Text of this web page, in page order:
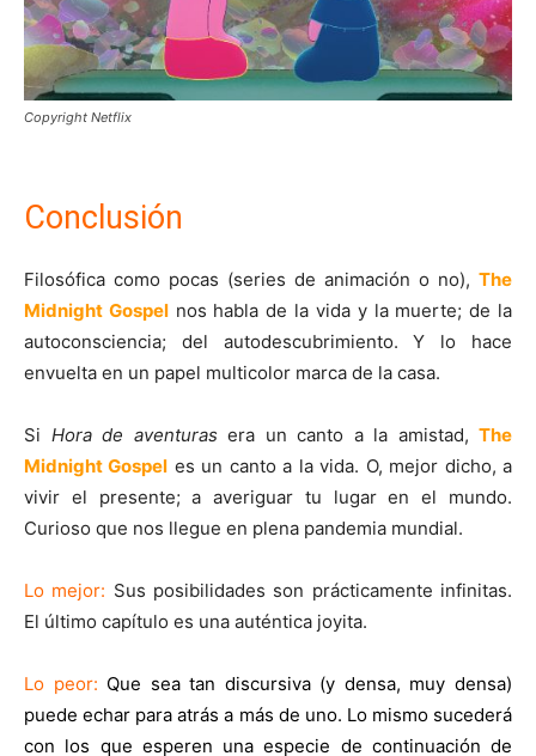
Copyright Netflix
Conclusión
Filosófica como pocas (series de animación o no), The
Midnight Gospelnos habla de la vida y la muerte; de la
autoconsciencia; del autodescubrimiento. Y lo hace
envuelta en un papel multicolor marca de la casa.
Si Hora de aventuras era un canto a la amistad, The
Midnight Gospel es un canto a la vida. O, mejor dicho, a
vivir el presente; a averiguar tu lugar en el mundo.
Curioso que nos llegue en plena pandemia mundial.
Lo mejor: Sus posibilidades son prácticamente infinitas.
El último capítulo es una auténtica joyita.
Lo peor: Que sea tan discursiva (y densa, muy densa)
puede echar para atrás a más de uno. Lo mismo sucederá
con los que esperen una especie de continuación de